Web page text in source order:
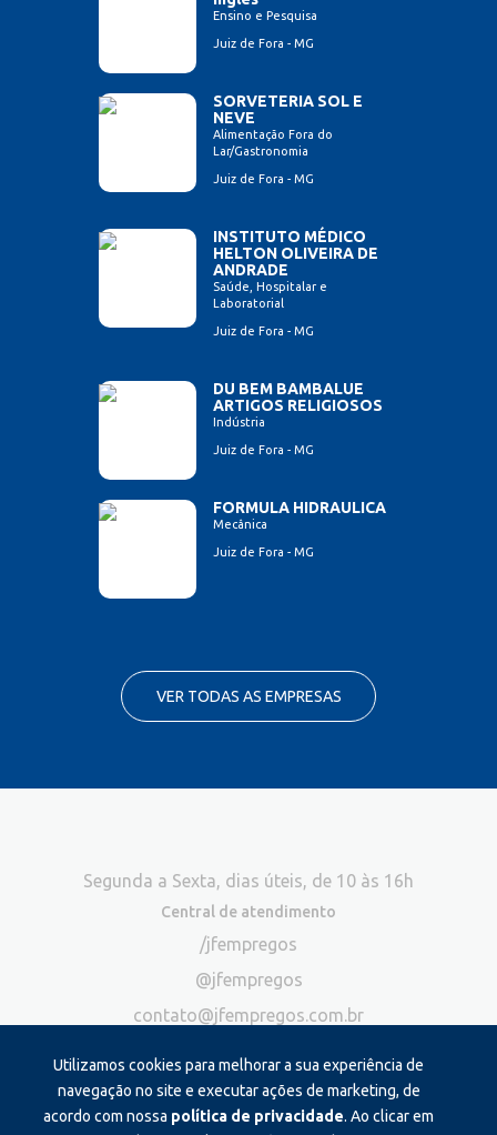
Ensino e Pesquisa
Juiz de Fora - MG
SORVETERIA SOL E
NEVE
Alimentação Fora do
Lar/Gastronomia
Juiz de Fora - MG
INSTITUTO MÉDICO
HELTON OLIVEIRA DE
ANDRADE
Saúde, Hospitalar e
Laboratorial
Juiz de Fora - MG
DU BEM BAMBALUE
ARTIGOS RELIGIOSOS
Indústria
Juiz de Fora - MG
FORMULA HIDRAULICA
Mecânica
Juiz de Fora - MG
VER TODAS AS EMPRESAS
Utilizamos cookies para melhorar a sua experiência de
navegação no site e executar ações de marketing, de
acordo com nossa política de privacidade. Ao clicar em
Segunda a Sexta, dias úteis, de 10 às 16h
Central de atendimento
/jfempregos
@jfempregos
contato@jfempregos.com.br
Publicidade
*Exclusivo para atendimento via chat. Não atendemos ligações neste